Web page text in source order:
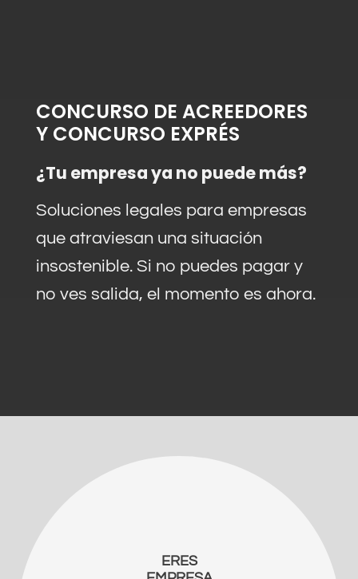
CONCURSO DE ACREEDORES
Y CONCURSO EXPRÉS
¿Tu empresa ya no puede más?
Soluciones legales para empresas
que atraviesan una situación
insostenible. Si no puedes pagar y
no ves salida, el momento es ahora.
ERES